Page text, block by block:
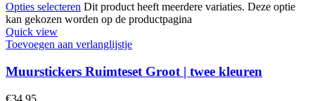
Opties selecteren Dit product heeft meerdere variaties. Deze optie
kan gekozen worden op de productpagina
Quick view
Toevoegen aan verlanglijstje
Muurstickers Ruimteset Groot | twee kleuren
€34.95